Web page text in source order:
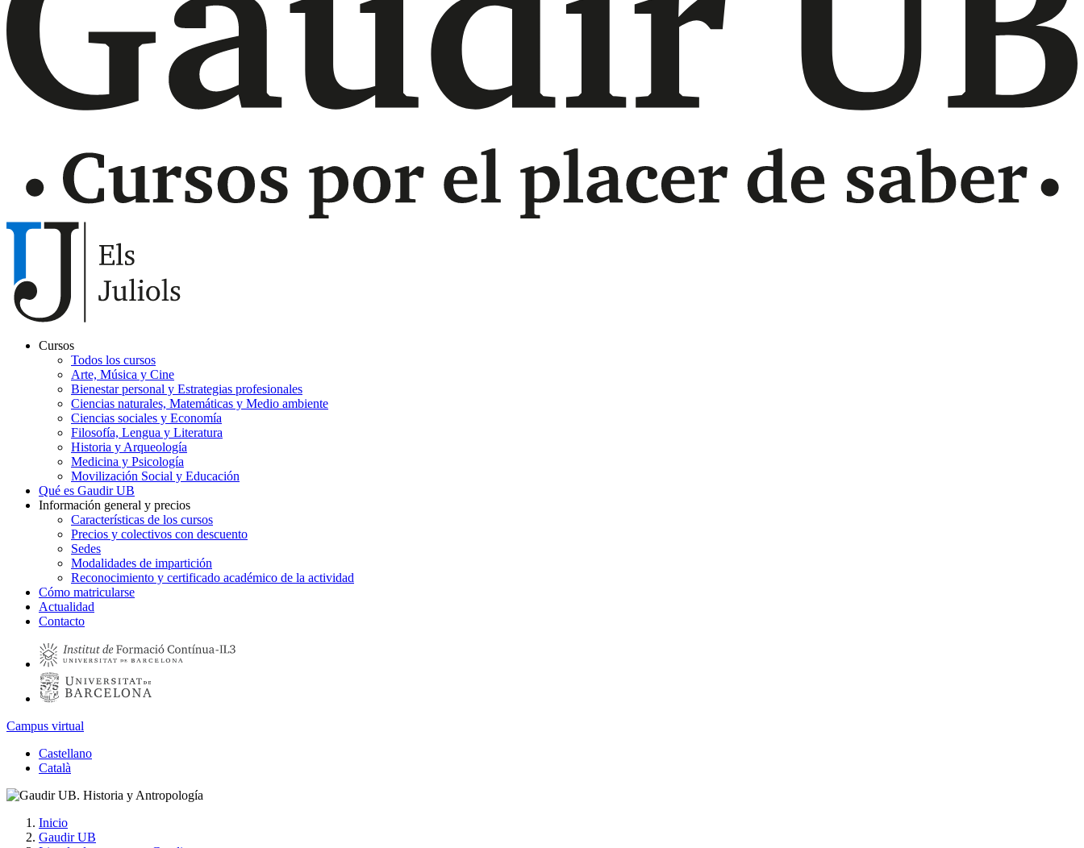
Navegación
principal
Gaudir
Cursos
Todos los cursos
Arte, Música y Cine
Bienestar personal y Estrategias profesionales
Ciencias naturales, Matemáticas y Medio ambiente
Ciencias sociales y Economía
Filosofía, Lengua y Literatura
Historia y Arqueología
Medicina y Psicología
Movilización Social y Educación
Qué es Gaudir UB
Información general y precios
Características de los cursos
Precios y colectivos con descuento
Sedes
Modalidades de impartición
Reconocimiento y certificado académico de la actividad
Cómo matricularse
Actualidad
Contacto
Campus virtual
Castellano
Català
Inicio
Gaudir UB